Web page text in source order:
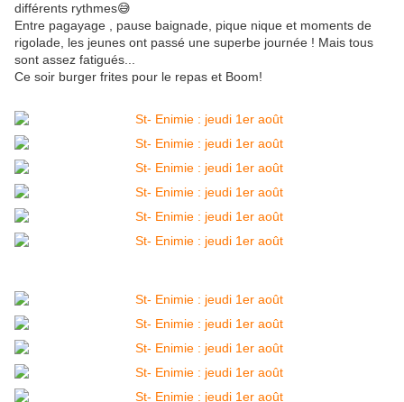
différents rythmes😅
Entre pagayage , pause baignade, pique nique et moments de
rigolade, les jeunes ont passé une superbe journée ! Mais tous
sont assez fatigués...
Ce soir burger frites pour le repas et Boom!